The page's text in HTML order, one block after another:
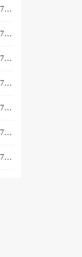
长春治疗精神分裂症权威医院「中07-28
长春中山医院心理咨询中心：吉林07-28
长春焦虑症躯体化症状盘点：吉林07-23
情绪低落是长春抑郁症吗？长春心07-23
长春抑郁症早期症状有哪些？吉林07-23
长春心理医院王荣主任出诊时间？07-22
长春治疗焦虑症哪家医院好？吉林07-22